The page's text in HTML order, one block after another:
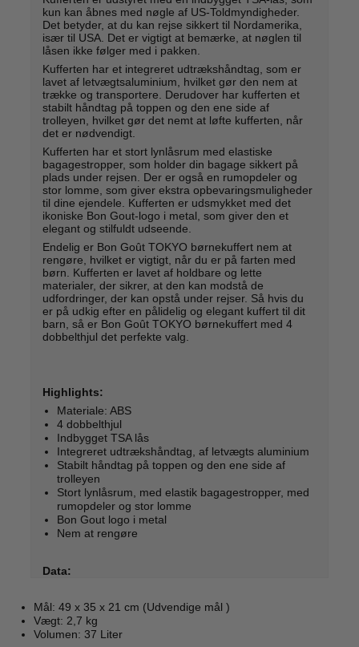
kun kan åbnes med nøgle af US-Toldmyndigheder.
Det betyder, at du kan rejse sikkert til Nordamerika,
især til USA. Det er vigtigt at bemærke, at nøglen til
låsen ikke følger med i pakken.
Kufferten har et integreret udtrækshåndtag, som er
lavet af letvægtsaluminium, hvilket gør den nem at
trække og transportere. Derudover har kufferten et
stabilt håndtag på toppen og den ene side af
trolleyen, hvilket gør det nemt at løfte kufferten, når
det er nødvendigt.
Kufferten har et stort lynlåsrum med elastiske
bagagestropper, som holder din bagage sikkert på
plads under rejsen. Der er også en rumopdeler og
stor lomme, som giver ekstra opbevaringsmuligheder
til dine ejendele. Kufferten er udsmykket med det
ikoniske Bon Gout-logo i metal, som giver den et
elegant og stilfuldt udseende.
Endelig er Bon Goût TOKYO børnekuffert nem at
rengøre, hvilket er vigtigt, når du er på farten med
børn. Kufferten er lavet af holdbare og lette
materialer, der sikrer, at den kan modstå de
udfordringer, der kan opstå under rejser. Så hvis du
er på udkig efter en pålidelig og elegant kuffert til dit
barn, så er Bon Goût TOKYO børnekuffert med 4
dobbelthjul det perfekte valg.
Highlights:
Materiale: ABS
4 dobbelthjul
Indbygget TSA lås
Integreret udtrækshåndtag, af letvægts aluminium
Stabilt håndtag på toppen og den ene side af
trolleyen
Stort lynlåsrum, med elastik bagagestropper, med
rumopdeler og stor lomme
Bon Gout logo i metal
Nem at rengøre
Data:
Mål: 49 x 35 x 21 cm (Udvendige mål )
Vægt: 2,7 kg
Volumen: 37 Liter